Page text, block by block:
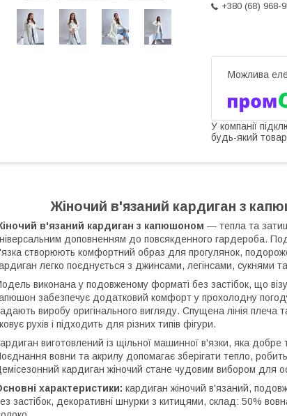
+380 (68) 968-
У компанії
будь-який
Жіночий в'язаний кардиган з
в'язаний кардиган з капюшоном — тепла та
доповненням до повсякденного гардероба.
створюють комфортний образ для прогулянок,
легко поєднується з джинсами, легінсами, сукнями
виконана у подовженому форматі без застібок, що
забезпечує додатковий комфорт у прохолодну
виробу оригінального вигляду. Спущена лінія плеча
рухів і підходить для різних типів фігури.
виготовлений із щільної машинної в'язки, яка
вовни та акрилу допомагає зберігати тепло,
кардиган жіночий стане чудовим вибором для
характеристики: кардиган жіночий в'язаний,
застібок, декоративні шнурки з китицями, склад: 50%